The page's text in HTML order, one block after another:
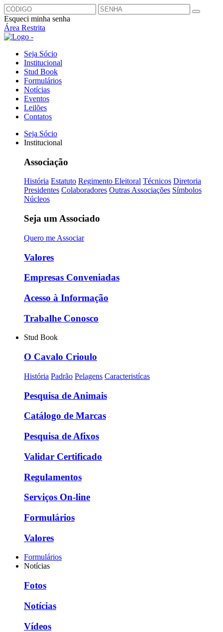
Esqueci minha senha
Área Restrita
Seja Sócio
Institucional
Stud Book
Formulários
Notícias
Eventos
Leilões
Contatos
Seja Sócio
Institucional
Associação
História Estatuto Regimento Eleitoral Técnicos Diretoria
Presidentes Colaboradores Outras Associações Símbolos
Núcleos
Seja um Associado
Quero me Associar
Valores
Empresas Conveniadas
Acesso à Informação
Trabalhe Conosco
Stud Book
O Cavalo Crioulo
História Padrão Pelagens Caracteristícas
Pesquisa de Animais
Catálogo de Marcas
Pesquisa de Afixos
Validar Certificado
Regulamentos
Serviços On-line
Formulários
Valores
Formulários
Notícias
Fotos
Notícias
Vídeos